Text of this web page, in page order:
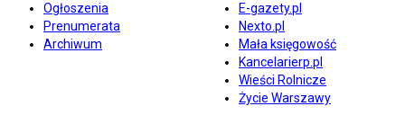
Ogłoszenia
Prenumerata
Archiwum
E-gazety.pl
Nexto.pl
Mała księgowość
Kancelarierp.pl
Wieści Rolnicze
Życie Warszawy